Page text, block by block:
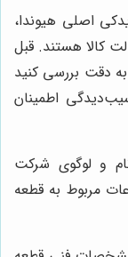
اصلی هیوندا،
کالا هستند. قبل
دقت بررسی کنید
اطمینان
و لوگوی شرکت
مربوط به قطعه